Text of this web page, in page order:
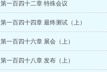
第一百四十二章 特殊会议
第一百四十四章 最终测试（上）
第一百四十六章 展会（上）
第一百四十八章 发布（上）